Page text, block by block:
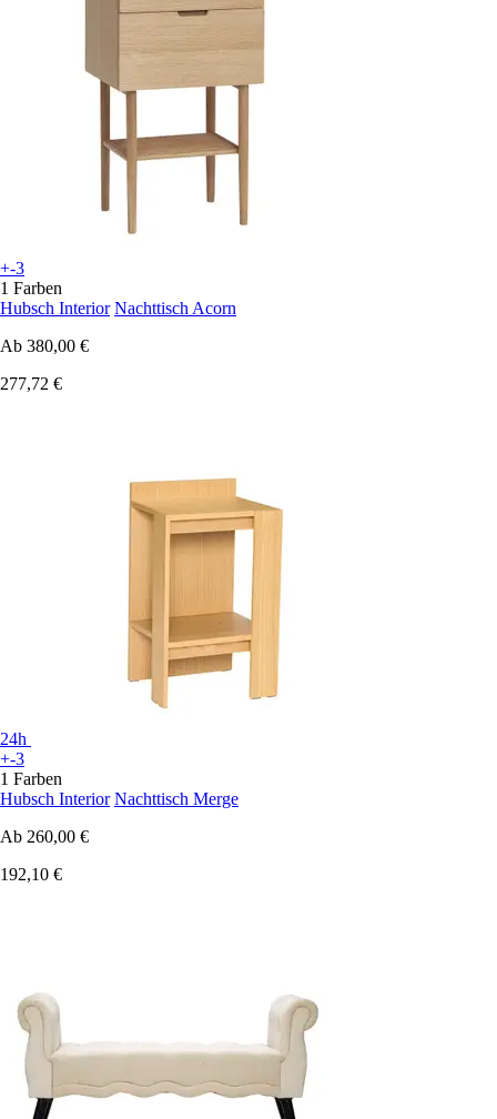
+-3
1 Farben
Hubsch Interior Nachttisch Acorn
Ab 380,00 €
277,72 €
24h
+-3
1 Farben
Hubsch Interior Nachttisch Merge
Ab 260,00 €
192,10 €